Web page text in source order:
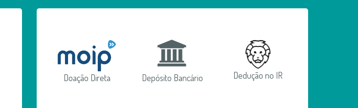
Doação Direta Depósito Bancário Dedução no IR